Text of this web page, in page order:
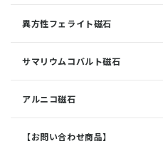
異方性フェライト磁石
サマリウムコバルト磁石
アルニコ磁石
【お問い合わせ商品】